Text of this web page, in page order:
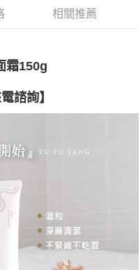
視為有效，需透過AFTEE先享
support/home
先享後付」服務完成之交
監護人之同意方可使用
帳號之用戶狀況，依本公司即
之情形，本公司將視審查結果
冊。若發現惡意使用之情形，
用額度並採取法律行動。
費
相關推薦
霜150g
諮詢】